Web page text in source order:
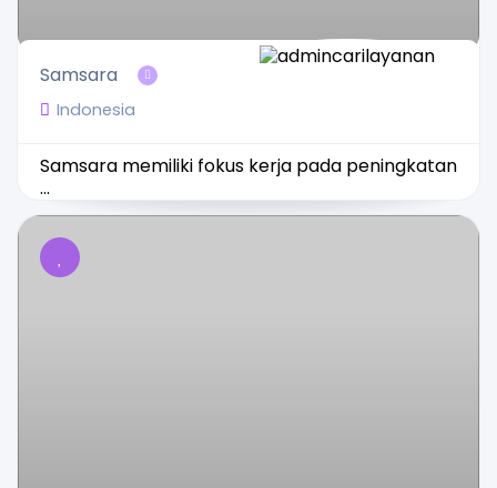
Samsara
Indonesia
Samsara memiliki fokus kerja pada peningkatan
...